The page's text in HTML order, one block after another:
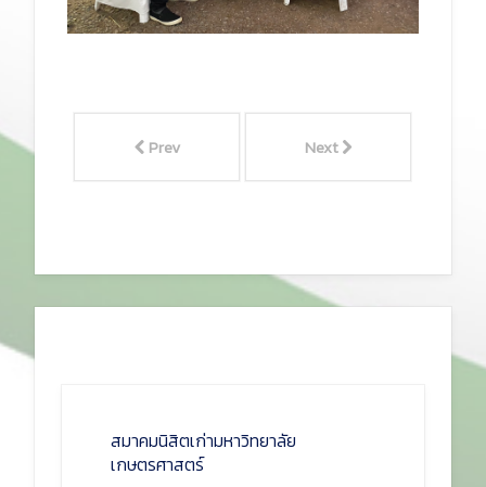
Prev Next
สมาคมนิสิตเก่ามหาวิทยาลัย
เกษตรศาสตร์